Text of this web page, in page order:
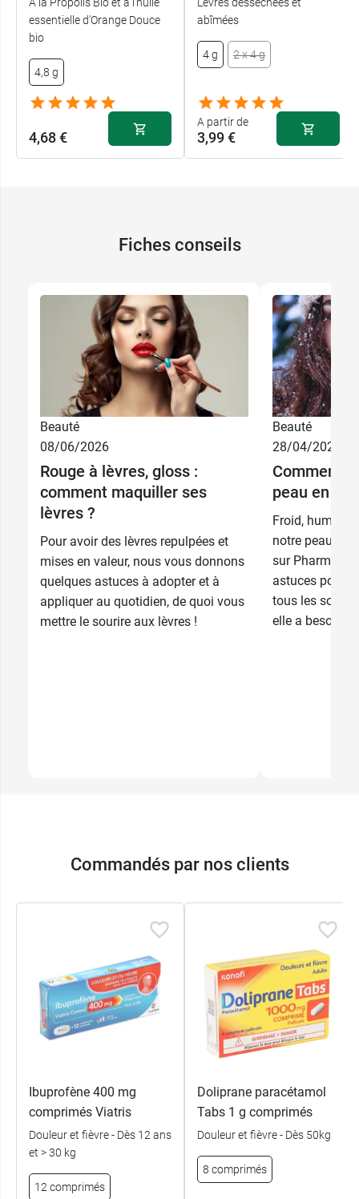
À la Propolis Bio et à l'huile
essentielle d'Orange Douce
bio
4,8 g
4,68 €
Lèvres desséchées et
abîmées
4 g 2 x 4 g
A partir de
3,99 €
3,99 €
7,99 €
Fiches conseils
Beauté
08/06/2026
Rouge à lèvres, gloss :
comment maquiller ses
lèvres ?
Pour avoir des lèvres repulpées et
mises en valeur, nous vous donnons
quelques astuces à adopter et à
appliquer au quotidien, de quoi vous
mettre le sourire aux lèvres !
Beauté
28/04/2026
Comment
peau en
Froid,
notre peau est
sur Pharma
astuces pour
tous les soins
elle a besoin
Commandés par nos clients
Ibuprofène 400 mg
comprimés Viatris
Douleur et fièvre - Dès 12 ans
et > 30 kg
12 comprimés
Doliprane paracétamol
Tabs 1 g comprimés
Douleur et fièvre - Dès 50kg
8 comprimés